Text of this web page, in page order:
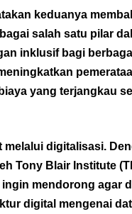
keduanya
salah satu pilar
inklusif bagi
yang terjangkau
melalui digitalisasi.
Tony Blair Institute
mendorong agar
digital mengenai